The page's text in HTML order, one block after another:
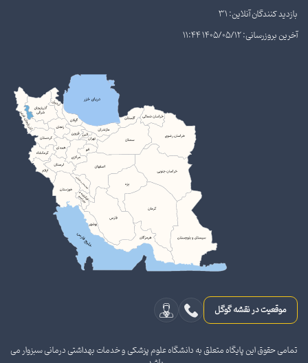
بازدید کنندگان آنلاین: 31
آخرین بروزرسانی: 1405/05/12 11:44
موقعیت در نقشه گوگل
تمامی حقوق این پایگاه متعلق به دانشگاه علوم پزشکی و خدمات بهداشتی درمانی سبزوار می